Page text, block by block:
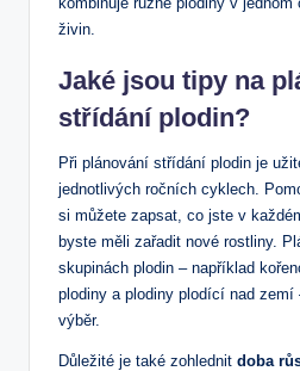
živin.
Jaké jsou tipy na
střídání plodin?
Při plánování střídání plodin je
jednotlivých ročních cyklech.
si můžete zapsat, co jste v
byste měli zařadit nové rostliny.
skupinách plodin – například
plodiny a plodiny plodící nad zemí
výběr.
Důležité je také zohlednit doba